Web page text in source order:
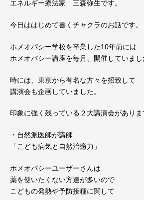
エネルギー療法家 三森弥生です。
今日ははじめて書くチャクラのお話です。
ホメオパシー学校を卒業した10年前には
ホメオパシー講座を毎月、開催していまし
時には、東京から有名な方々を招致して
講演会も企画していました。
印象に強く残っている２大講演会がありま
・自然派医師が講師
「こども病気と自然治癒力」
ホメオパシーユーザーさんは
薬を使いたくない方達が多いので
こどもの発熱や予防接種に関して